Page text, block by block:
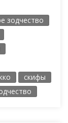
зодчество
скифы